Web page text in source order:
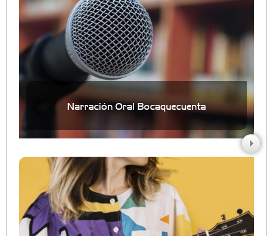
Narración Oral Bocaquecuenta